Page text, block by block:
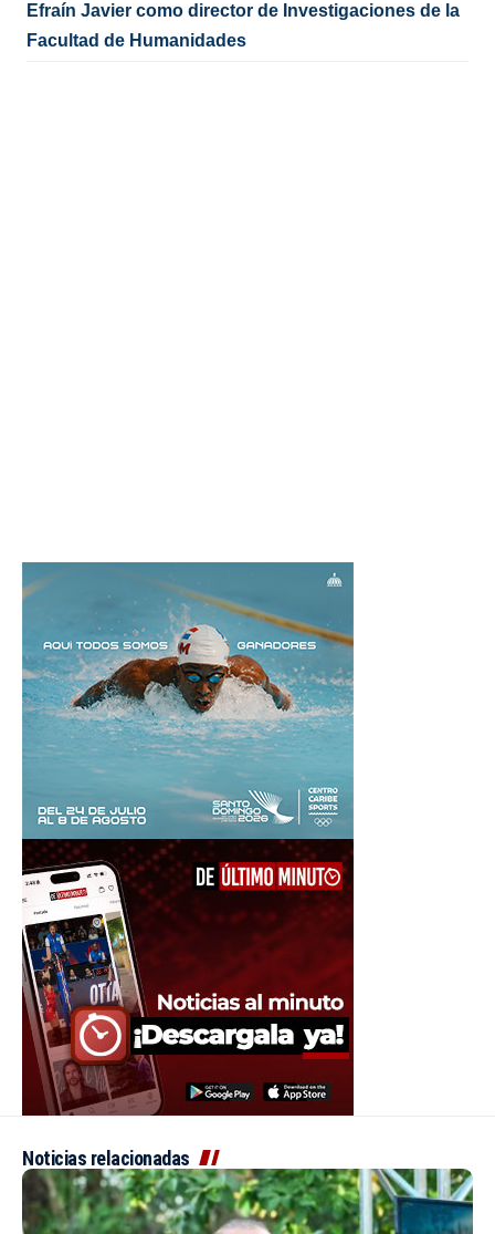
Efraín Javier como director de Investigaciones de la
Facultad de Humanidades
Noticias relacionadas